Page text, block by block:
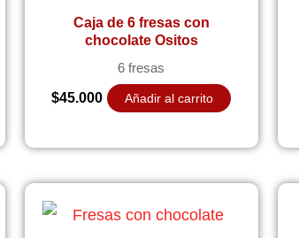
Caja de 6 fresas con
chocolate Ositos
6 fresas
$45.000 Añadir al carrito